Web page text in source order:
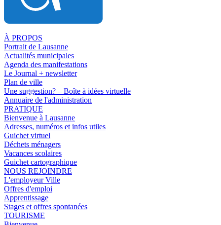
À PROPOS
Portrait de Lausanne
Actualités municipales
Agenda des manifestations
Le Journal + newsletter
Plan de ville
Une suggestion? – Boîte à idées virtuelle
Annuaire de l'administration
PRATIQUE
Bienvenue à Lausanne
Adresses, numéros et infos utiles
Guichet virtuel
Déchets ménagers
Vacances scolaires
Guichet cartographique
NOUS REJOINDRE
L'employeur Ville
Offres d'emploi
Apprentissage
Stages et offres spontanées
TOURISME